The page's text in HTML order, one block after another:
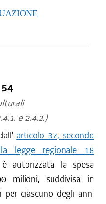
e 2.4.2.)
articolo 37, secondo
legge regionale 18
autorizzata la spesa
milioni, suddivisa in
ciascuno degli anni